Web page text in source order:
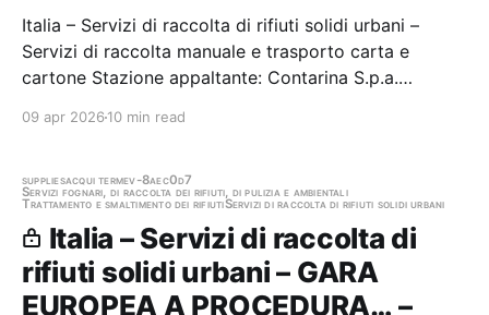
Italia – Servizi di raccolta di rifiuti solidi urbani –
Servizi di raccolta manuale e trasporto carta e
cartone Stazione appaltante: Contarina S.p.a.
aggiudicazione
09 apr 2026 10 min read
suppliesacqui termev-8aec0d7
Servizi fognari, di raccolta dei rifiuti, di pulizia e ambientali
Trattamento e smaltimento dei rifiutiServizi di raccolta di rifiuti solidi urbani
Italia – Servizi di raccolta di
rifiuti solidi urbani – GARA
EUROPEA A PROCEDURA… –